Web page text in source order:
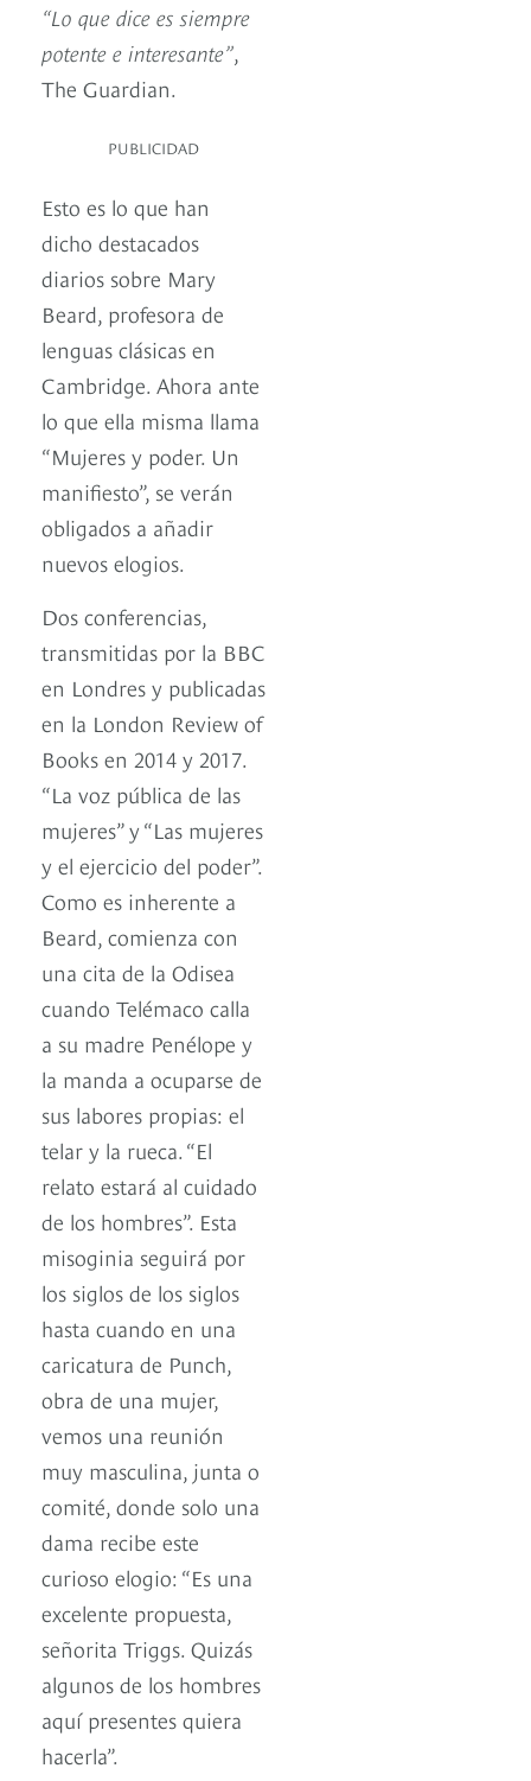
“Lo que dice es siempre
potente e interesante”,
The Guardian.
PUBLICIDAD
Esto es lo que han
dicho destacados
diarios sobre Mary
Beard, profesora de
lenguas clásicas en
Cambridge. Ahora ante
lo que ella misma llama
“Mujeres y poder. Un
manifiesto”, se verán
obligados a añadir
nuevos elogios.
Dos conferencias,
transmitidas por la BBC
en Londres y publicadas
en la London Review of
Books en 2014 y 2017.
“La voz pública de las
mujeres” y “Las mujeres
y el ejercicio del poder”.
Como es inherente a
Beard, comienza con
una cita de la Odisea
cuando Telémaco calla
a su madre Penélope y
la manda a ocuparse de
sus labores propias: el
telar y la rueca. “El
relato estará al cuidado
de los hombres”. Esta
misoginia seguirá por
los siglos de los siglos
hasta cuando en una
caricatura de Punch,
obra de una mujer,
vemos una reunión
muy masculina, junta o
comité, donde solo una
dama recibe este
curioso elogio: “Es una
excelente propuesta,
señorita Triggs. Quizás
algunos de los hombres
aquí presentes quiera
hacerla”.